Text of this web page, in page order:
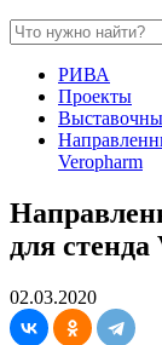
РИВА
Проекты
Veropharm
для
02.03.2020